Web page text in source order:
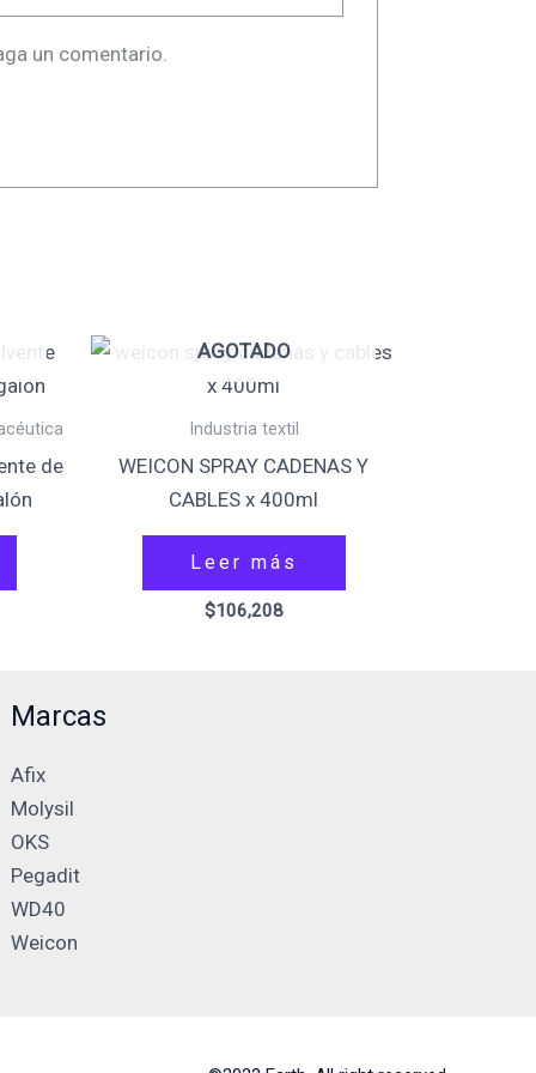
un comentario.
de
AGOTADO
Industria textil
WEICON SPRAY CADENAS Y
CABLES x 400ml
Leer más
$106,208
Marcas
Afix
Molysil
OKS
Pegadit
WD40
Weicon